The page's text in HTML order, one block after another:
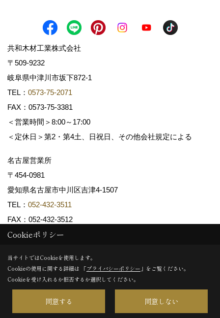
共和木材工業株式会社
〒509-9232
岐阜県中津川市坂下872‐1
TEL： 0573-75-2071
FAX：0573-75-3381
＜営業時間＞8:00～17:00
＜定休日＞第2・第4土、日祝日、その他会社規定による
名古屋営業所
〒454-0981
愛知県名古屋市中川区吉津4-1507
TEL： 052-432-3511
FAX：052-432-3512
Copyright (c) 共和木材工業株式会社. All Rights Reserved.
Produced byゴデスクリエイト
Cookieポリシー
当サイトではCookieを使用します。
Cookieの使用に関する詳細は 「プライバシーポリシー 」をご覧ください。
Cookieを受け入れるか拒否するか選択してください。
同意する 同意しない